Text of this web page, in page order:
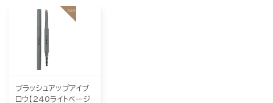
ブラッシュアップアイブ
ロウ【240ライトベージ